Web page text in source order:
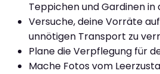
Teppichen und Gardinen in
Versuche, deine Vorräte
unnötigen Transport zu
Plane die Verpflegung für
Mache Fotos vom